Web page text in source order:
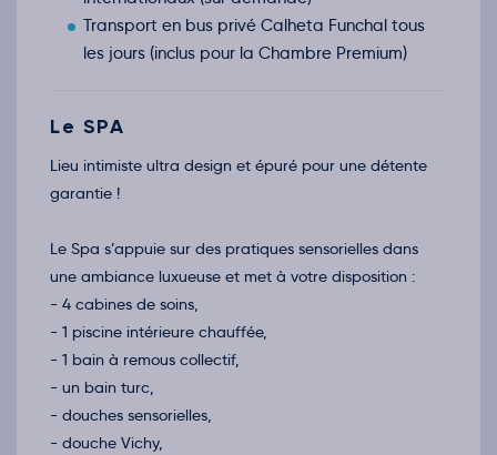
Transport en bus privé Calheta Funchal tous
les jours (inclus pour la Chambre Premium)
Le SPA
Lieu intimiste ultra design et épuré pour une détente
garantie !
Le Spa s’appuie sur des pratiques sensorielles dans
une ambiance luxueuse et met à votre disposition :
- 4 cabines de soins,
- 1 piscine intérieure chauffée,
- 1 bain à remous collectif,
- un bain turc,
- douches sensorielles,
- douche Vichy,